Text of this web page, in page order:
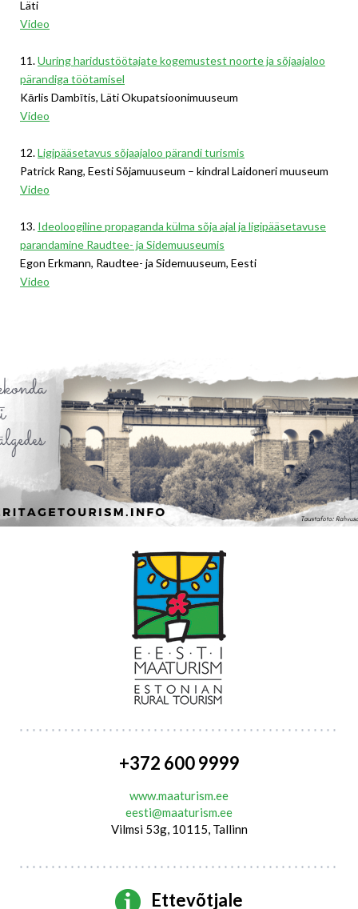
Läti
Video
11.Uuring haridustöötajate kogemustest noorte ja sõjaajaloo
pärandiga töötamisel
Kārlis Dambītis, Läti Okupatsioonimuuseum
Video
12.Ligipääsetavus sõjaajaloo pärandi turismis
Patrick Rang, Eesti Sõjamuuseum – kindral Laidoneri muuseum
Video
13. Ideoloogiline propaganda külma sõja ajal ja ligipääsetavuse
parandamine Raudtee- ja Sidemuuseumis
Egon Erkmann, Raudtee- ja Sidemuuseum, Eesti
Video
+372 600 9999
www.maaturism.ee
eesti@maaturism.ee
Vilmsi 53g, 10115, Tallinn
Ettevõtjale